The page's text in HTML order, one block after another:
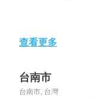
查看更多
台南市
台南市, 台灣